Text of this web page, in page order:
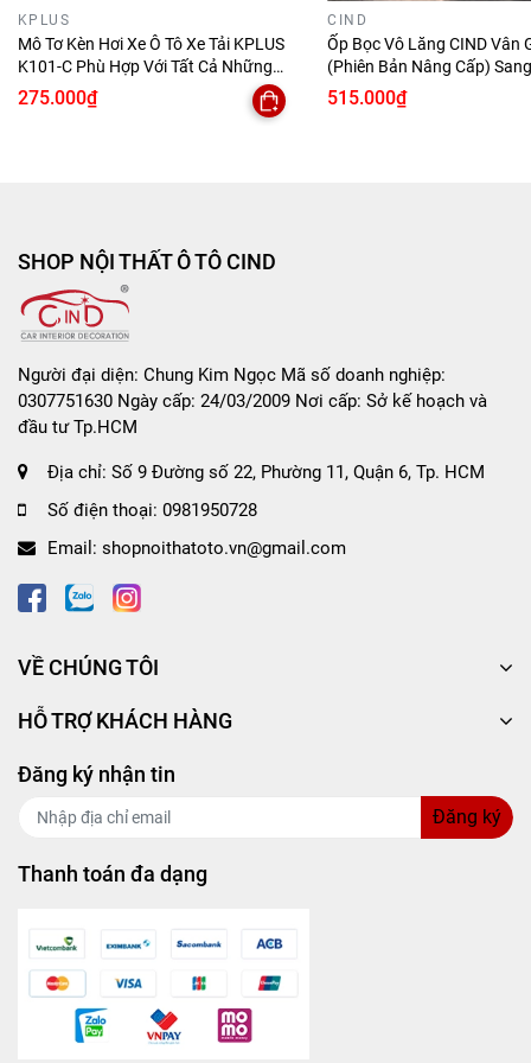
Kiểm tra ánh sáng
, đảm bảo bóng hoạt động ổn
định.
Nếu chưa từng thay đèn,
nên lắp tại garage/tiệm
quen
để đảm bảo đúng kỹ thuật.
Mỗi loại xe sẽ dùngchân đèn khác nhau
không chắc chắn,
sử dụng
Đây là sản phẩm
mọi dòng xe phổ thông & trung cấp
✅ Đối tượng phù hợp
Chủ xeô tô & xe máycần nâng cấp ánh sáng mà
không muốn độ chế.
ràng và bền bỉ.
– dễ thay lắp – xuất xứ rõ ràng
sản phẩm chất lượng giá tốt cho khách hàng trên
HOTLINE
SHOP NỘI THẤT Ô TÔ CIND
11, Quận 6, Tp.HCM
KPLUS
Mô Tơ Kèn Hơi Xe Ô Tô Xe Tải KPLUS
K101-C Phù Hợp Với Tất Cả Những
Dòng Xe
275.000₫
CIND
Ốp Bọc Vô Lăng CIND Vân
(Phiên Bản Nâng Cấp)
Đẳng Cấp Mỏng Nhẹ
Phù Hợp Nhiều Dòng Xe
515.000₫
SHOP NỘI THẤT Ô TÔ CIND
Người đại diện: Chung Kim Ngọc Mã số doanh nghiệp:
0307751630 Ngày cấp: 24/03/2009 Nơi cấp: Sở kế hoạch và
đầu tư Tp.HCM
Địa chỉ: Số 9 Đường số 22, Phường 11, Quận 6, Tp. HCM
Số điện thoại: 0981950728
Email: shopnoithatoto.vn@gmail.com
VỀ CHÚNG TÔI
HỖ TRỢ KHÁCH HÀNG
Đăng ký nhận tin
Đăng ký
Thanh toán đa dạng